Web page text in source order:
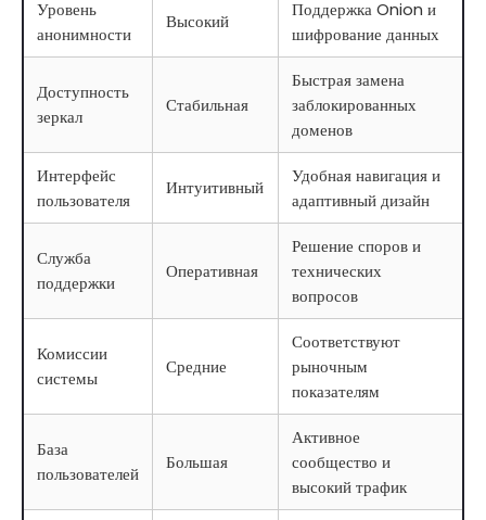
Уровень
анонимности
Высокий
Поддержка Onion и
шифрование данных
Доступность
зеркал
Стабильная
Быстрая замена
заблокированных
доменов
Интерфейс
пользователя
Интуитивный
Удобная навигация и
адаптивный дизайн
Служба
поддержки
Оперативная
Решение споров и
технических
вопросов
Комиссии
системы
Средние
Соответствуют
рыночным
показателям
База
пользователей
Большая
Активное
сообщество и
высокий трафик